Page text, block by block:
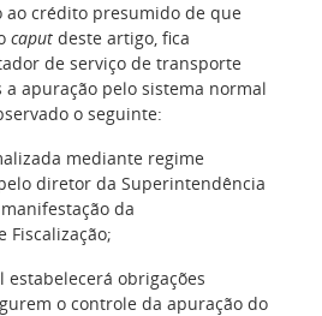
ao crédito presumido de que
caput deste artigo, fica
de serviço de transporte
a apuração pelo sistema normal
o seguinte:
mediante regime
diretor da Superintendência
da
Fiscalização;
estabelecerá obrigações
o controle da apuração do